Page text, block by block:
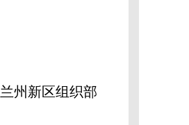
兰州新区组织部